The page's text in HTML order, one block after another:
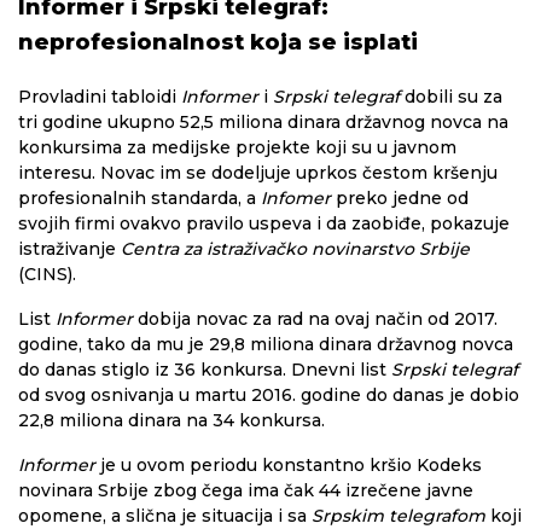
Informer i Srpski telegraf:
neprofesionalnost koja se isplati
Provladini tabloidi Informeri Srpski telegrafdobili su za
tri godine ukupno 52,5 miliona dinara državnog novca na
konkursima za medijske projekte koji su u javnom
interesu. Novac im se dodeljuje uprkos čestom kršenju
profesionalnih standarda, a Infomerpreko jedne od
svojih firmi ovakvo pravilo uspeva i da zaobiđe, pokazuje
istraživanje Centra za istraživačko novinarstvo Srbije
(CINS).
List Informerdobija novac za rad na ovaj način od 2017.
godine, tako da mu je 29,8 miliona dinara državnog novca
do danas stiglo iz 36 konkursa. Dnevni list Srpski telegraf
od svog osnivanja u martu 2016. godine do danas je dobio
22,8 miliona dinara na 34 konkursa.
Informerje u ovom periodu konstantno kršio Kodeks
novinara Srbije zbog čega ima čak 44 izrečene javne
opomene, a slična je situacija i sa Srpskim telegrafom koji